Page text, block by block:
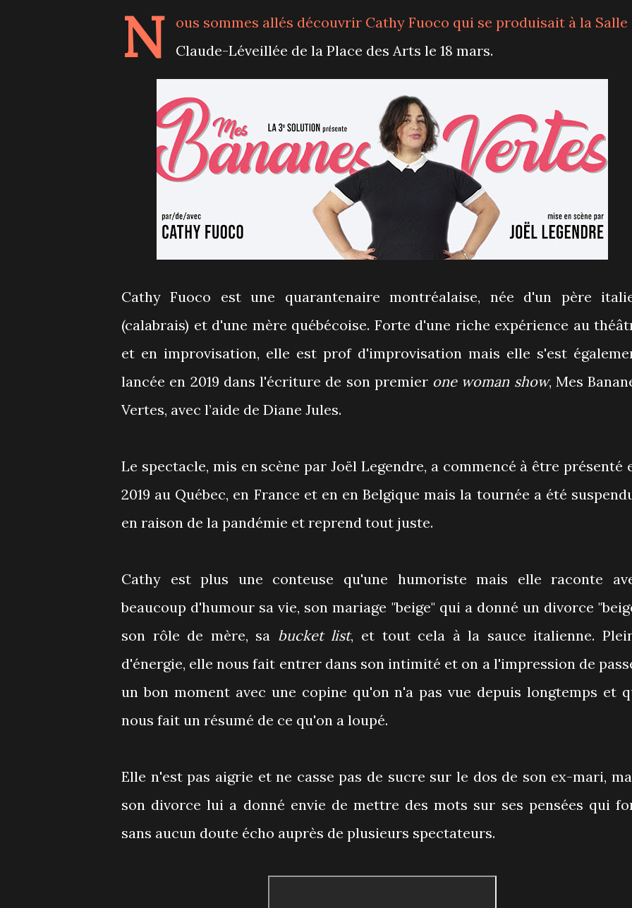
N ous sommes allés découvrir Cathy Fuoco qui se produisait à la Salle
Claude-Léveillée de la Place des Arts le 18 mars.
Cathy Fuoco est une quarantenaire montréalaise, née d'un père
(calabrais) et d'une mère québécoise. Forte d'une riche expérience au
et en improvisation, elle est prof d'improvisation mais elle s'est
lancée en 2019 dans l'écriture de son premier one woman show, Mes
Vertes, avec l’aide de Diane Jules.
Le spectacle, mis en scène par Joël Legendre, a commencé à être présenté
2019 au Québec, en France et en en Belgique mais la tournée a été
en raison de la pandémie et reprend tout juste.
Cathy est plus une conteuse qu'une humoriste mais elle raconte
beaucoup d'humour sa vie, son mariage "beige" qui a donné un divorce
son rôle de mère, sa bucket list, et tout cela à la sauce italienne.
d'énergie, elle nous fait entrer dans son intimité et on a l'impression de
un bon moment avec une copine qu'on n'a pas vue depuis longtemps et
nous fait un résumé de ce qu'on a loupé.
Elle n'est pas aigrie et ne casse pas de sucre sur le dos de son ex-mari,
son divorce lui a donné envie de mettre des mots sur ses pensées qui
sans aucun doute écho auprès de plusieurs spectateurs.